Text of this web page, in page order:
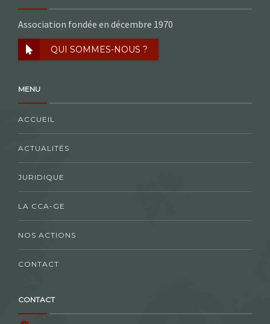
Association fondée en décembre 1970
QUI SOMMES-NOUS ?
MENU
ACCUEIL
ACTUALITÉS
JURIDIQUE
LA CCA-GE
NOS ACTIONS
CONTACT
CONTACT